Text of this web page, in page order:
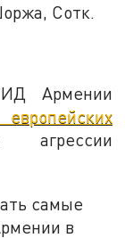
Сотк.
Армении
самые
в